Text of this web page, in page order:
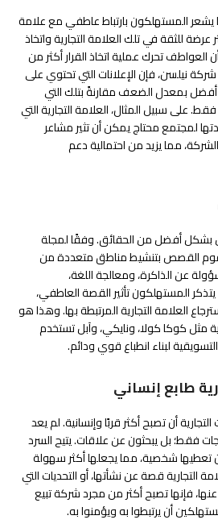
المستهلكون بارتباط عاطفي مع علامة
للثقة في تلك العلامة التجارية واتخاذ
العواطف تحرك عملية اتخاذ القرار أكثر من
نيلسن، فإن الإعلانات التي تحتوي على
بمعدل الضعف مقارنةً بتلك التي
على سبيل المثال، العلامة التجارية التي
لمجتمع محتاج يمكن أن تثير مشاعر
الشركة، مما يزيد من احتمالية دعم
بشكل أفضل من الحقائق. وفقًا لمجلة
القصص بتنشيط مناطق متعددة من
عن الذاكرة، ومعالجة اللغة،
المستهلكون تأثير القصة العاطفي،
العلامة التجارية المرتبطة بها. وهذا هو
مثل كوكا كولا، ونايكي، وآبل تستخدم
لبناء انطباع قوي ودائم.
أن تصبح أكثر قربًا وإنسانية. لم يعد
فقط؛ بل يبحثون عن علاقات. يتيح السرد
تعطيها شخصية، مما يجعلها أكثر سهولة
التجارية قصة عن نشأتها، أو التحديات التي
عنها، فإنها تصبح أكثر من مجرد شركة تبيع
أن يرتبطوا به ويؤمنوا به.